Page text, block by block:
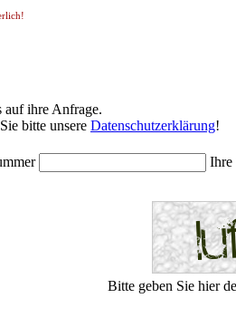
auf ihre Anfrage.
bitte unsere Datenschutzerklärung!
Ihre
Bitte geben Sie hier